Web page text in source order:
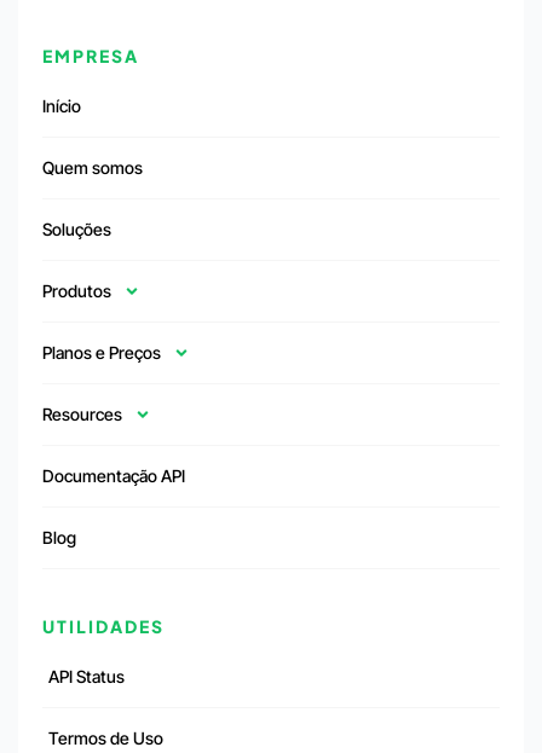
EMPRESA
Início
Quem somos
Soluções
Produtos
Planos e Preços
Resources
Documentação API
Blog
UTILIDADES
API Status
Termos de Uso